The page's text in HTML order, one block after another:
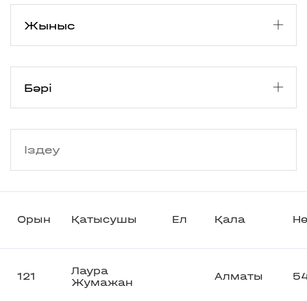
Орын Қатысушы Ел Қала
121
Лаура
Жумажан
Алматы